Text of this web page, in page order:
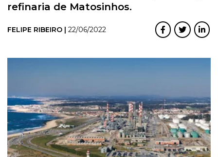
refinaria de Matosinhos.
FELIPE RIBEIRO | 22/06/2022